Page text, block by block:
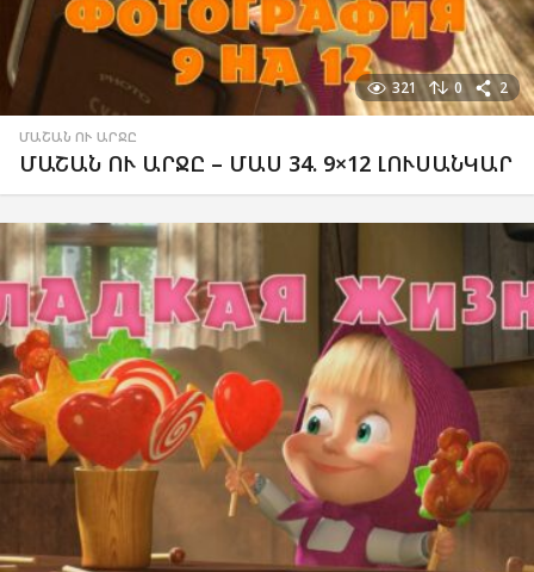
321 0 2
ՄԱՇԱՆ ՈՒ ԱՐՋԸ
ՄԱՇԱՆ ՈՒ ԱՐՋԸ – ՄԱՍ 34. 9×12 ԼՈՒՍԱՆԿԱՐ